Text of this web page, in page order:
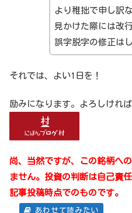
より稚拙で申し訳
見かけた際には改
誤字脱字の修正は
それでは、よい1日を！
励みになります。よろしければ
尚、当然ですが、この銘柄へ
ません。投資の判断は自己責
記事投稿時点でのものです。